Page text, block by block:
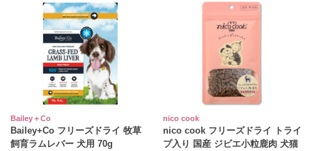
Bailey＋Co
Bailey+Co フリーズドライ 牧草
飼育ラムレバー 犬用 70g
nico cook
nico cook フリーズドライ トライ
プ入り 国産 ジビエ小粒鹿肉 犬猫